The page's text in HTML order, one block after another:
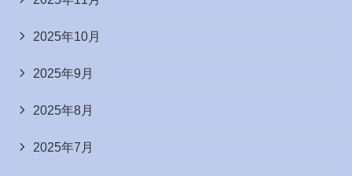
2025年10月
2025年9月
2025年8月
2025年7月